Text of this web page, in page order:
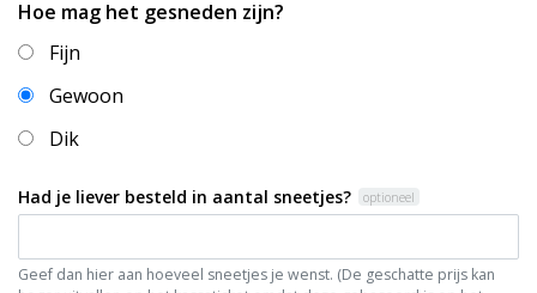
Hoe mag het gesneden zijn?
Fijn
Gewoon
Dik
Had je liever besteld in aantal sneetjes? optioneel
Geef dan hier aan hoeveel sneetjes je wenst. (De geschatte prijs kan